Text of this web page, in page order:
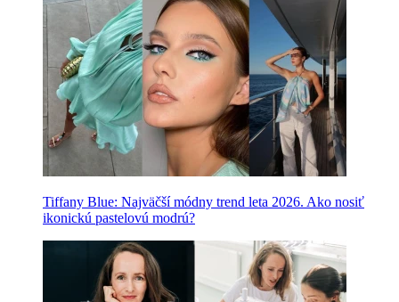
Tiffany Blue: Najväčší módny trend leta 2026. Ako nosiť
ikonickú pastelovú modrú?